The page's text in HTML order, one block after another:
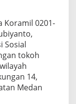
Koramil 0201-
Sosial
tokoh
14,
Medan